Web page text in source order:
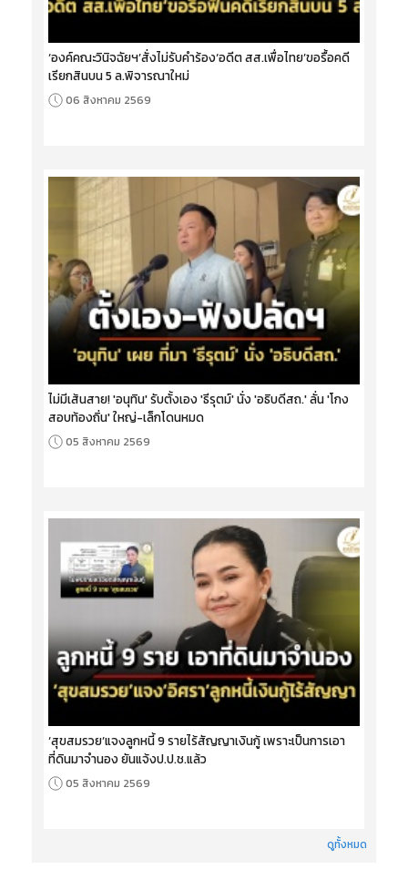
‘องค์คณะวินิจฉัยฯ’สั่งไม่รับคำร้อง‘อดีต สส.เพื่อไทย’ขอรื้อคดี
เรียกสินบน 5 ล.พิจารณาใหม่
06 สิงหาคม 2569
ไม่มีเส้นสาย! 'อนุทิน' รับตั้งเอง 'ธีรุตม์' นั่ง 'อธิบดีสถ.' ลั่น 'โกง
สอบท้องถิ่น' ใหญ่-เล็กโดนหมด
05 สิงหาคม 2569
‘สุขสมรวย’แจงลูกหนี้ 9 รายไร้สัญญาเงินกู้ เพราะเป็นการเอา
ที่ดินมาจำนอง ยันแจ้งป.ป.ช.แล้ว
05 สิงหาคม 2569
ดูทั้งหมด